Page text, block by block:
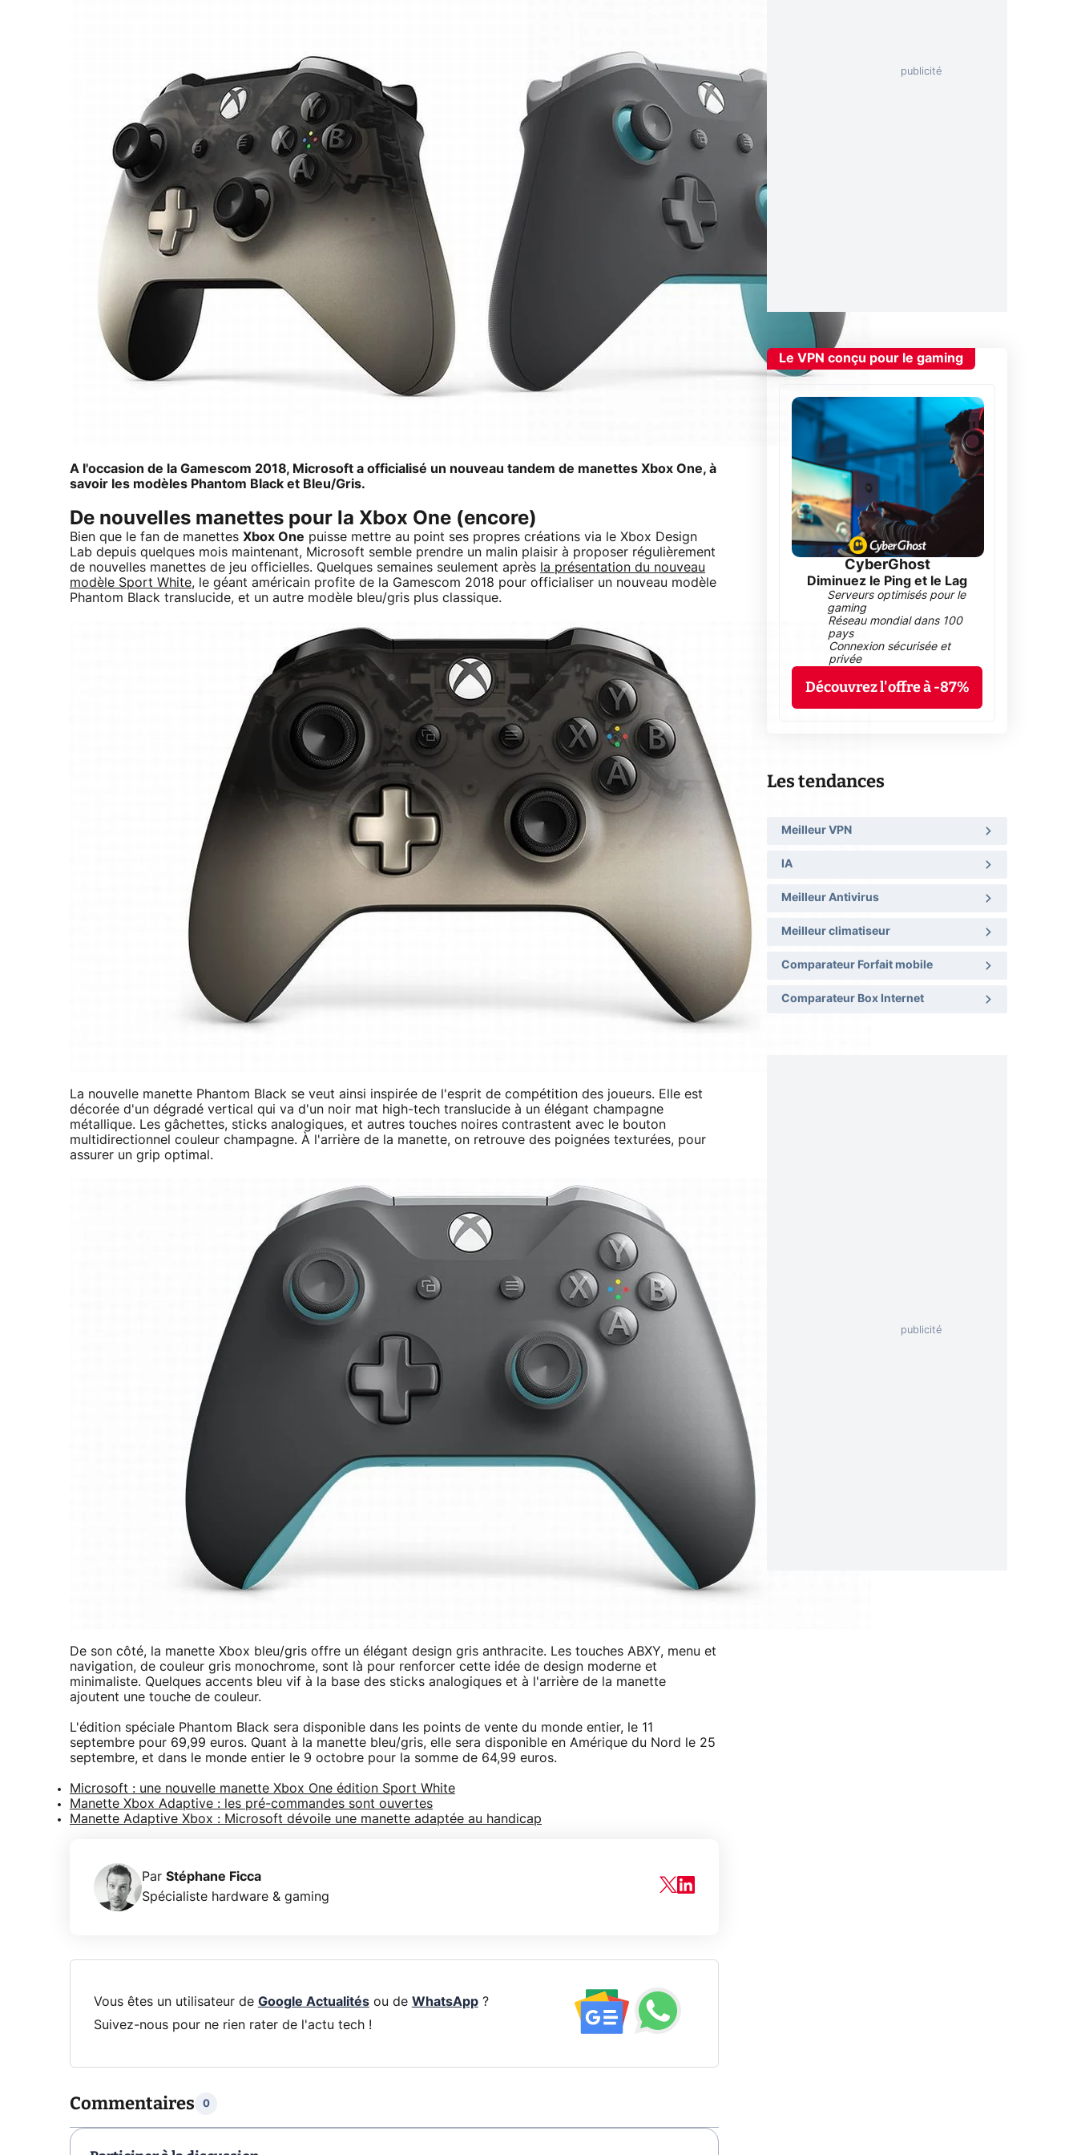
A l'occasion de la Gamescom 2018, Microsoft a officialisé un nouveau tandem de manettes Xbox One, à
savoir les modèles Phantom Black et Bleu/Gris.
De nouvelles manettes pour la Xbox One (encore)
Bien que le fan de manettes Xbox One puisse mettre au point ses propres créations via le Xbox Design
Lab depuis quelques mois maintenant, Microsoft semble prendre un malin plaisir à proposer régulièrement
de nouvelles manettes de jeu officielles. Quelques semaines seulement après la présentation du nouveau
modèle Sport White, le géant américain profite de la Gamescom 2018 pour officialiser un nouveau modèle
Phantom Black translucide, et un autre modèle bleu/gris plus classique.
La nouvelle manette Phantom Black se veut ainsi inspirée de l'esprit de compétition des joueurs. Elle est
décorée d'un dégradé vertical qui va d'un noir mat high-tech translucide à un élégant champagne
métallique. Les gâchettes, sticks analogiques, et autres touches noires contrastent avec le bouton
multidirectionnel couleur champagne. À l'arrière de la manette, on retrouve des poignées texturées, pour
assurer un grip optimal.
De son côté, la manette Xbox bleu/gris offre un élégant design gris anthracite. Les touches ABXY, menu et
navigation, de couleur gris monochrome, sont là pour renforcer cette idée de design moderne et
minimaliste. Quelques accents bleu vif à la base des sticks analogiques et à l'arrière de la manette
ajoutent une touche de couleur.
L'édition spéciale Phantom Black sera disponible dans les points de vente du monde entier, le 11
septembre pour 69,99 euros. Quant à la manette bleu/gris, elle sera disponible en Amérique du Nord le 25
septembre, et dans le monde entier le 9 octobre pour la somme de 64,99 euros.
Microsoft : une nouvelle manette Xbox One édition Sport White
Manette Xbox Adaptive : les pré-commandes sont ouvertes
Manette Adaptive Xbox : Microsoft dévoile une manette adaptée au handicap
Par Stéphane Ficca
Spécialiste hardware & gaming
Vous êtes un utilisateur de Google Actualitésou de WhatsApp?
Suivez-nous pour ne rien rater de l'actu tech !
Commentaires 0
Le VPN conçu pour le gaming
CyberGhost
Diminuez le Ping et le Lag
Serveurs optimisés pour le
gaming
Réseau mondial dans 100
pays
Connexion sécurisée et
privée
Découvrez l'offre à -87%
Les tendances
Meilleur VPN
IA
Meilleur Antivirus
Meilleur climatiseur
Comparateur Forfait mobile
Comparateur Box Internet